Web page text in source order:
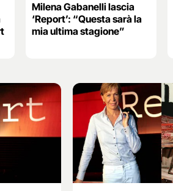
Milena Gabanelli lascia
‘Report’: “Questa sarà la
mia ultima stagione”